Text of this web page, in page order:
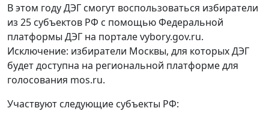
В этом году ДЭГ смогут воспользоваться избиратели
из 25 субъектов РФ с помощью Федеральной
платформы ДЭГ на портале vybory.gov.ru.
Исключение: избиратели Москвы, для которых ДЭГ
будет доступна на региональной платформе для
голосования mos.ru.
Участвуют следующие субъекты РФ: